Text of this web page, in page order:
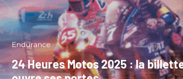
Endurance
24 Heures Motos 2025 : la